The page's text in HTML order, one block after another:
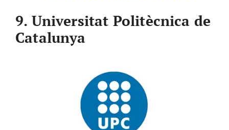
9. Universitat Politècnica de
Catalunya